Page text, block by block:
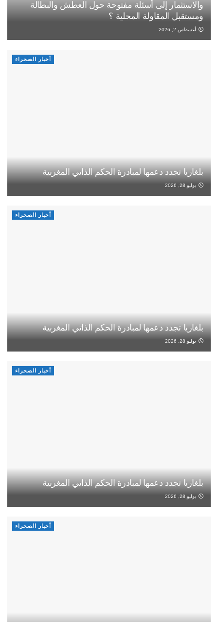
والاستثمار إلى أسئلة مفتوحة حول العطش والبطالة
ومستقبل المقاولة المحلية ؟
أغسطس 2, 2026
أخبار الصحراء
بلغاريا تجدد دعمها لمبادرة الحكم الذاتي المغربية
يوليو 28, 2026
أخبار الصحراء
بلغاريا تجدد دعمها لمبادرة الحكم الذاتي المغربية
يوليو 28, 2026
أخبار الصحراء
بلغاريا تجدد دعمها لمبادرة الحكم الذاتي المغربية
يوليو 28, 2026
أخبار الصحراء